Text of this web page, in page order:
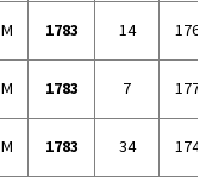
M 1783 14
M 1783 7
M 1783 34